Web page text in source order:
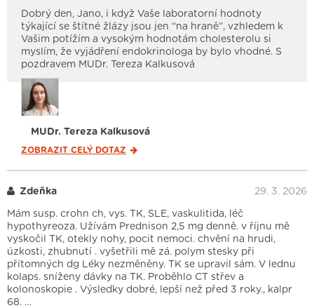
Dobrý den, Jano, i když Vaše laboratorní hodnoty
týkající se štítné žlázy jsou jen “na hraně”, vzhledem k
Vašim potížím a vysokým hodnotám cholesterolu si
myslím, že vyjádření endokrinologa by bylo vhodné. S
pozdravem MUDr. Tereza Kalkusová
MUDr. Tereza Kalkusová
ZOBRAZIT CELÝ DOTAZ
Zdeňka 29. 3. 2026
Mám susp. crohn ch, vys. TK, SLE, vaskulitida, léč
hypothyreoza. Užívám Prednison 2,5 mg denně. v říjnu mě
vyskočil TK, otekly nohy, pocit nemoci. chvění na hrudi,
úzkosti, zhubnutí . vyšetřili mě zá. polym stesky při
přítomných dg Léky nezměněny. TK se upravil sám. V lednu
kolaps. sníženy dávky na TK. Proběhlo CT střev a
kolonoskopie . Výsledky dobré, lepší než před 3 roky., kalpr
68. …